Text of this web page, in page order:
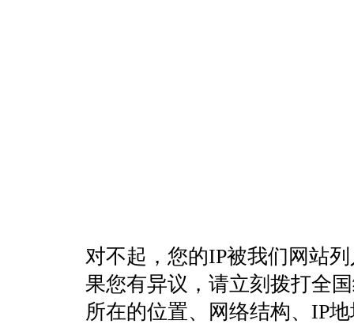
对不起，您的IP被我们网站
果您有异议，请立刻拨打全
所在的位置、网络结构、IP